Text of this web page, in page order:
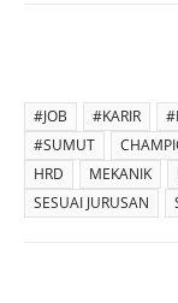
#JOB #KARIR
#SUMUT
HRD
MEKANIK
SESUAI JURUSAN